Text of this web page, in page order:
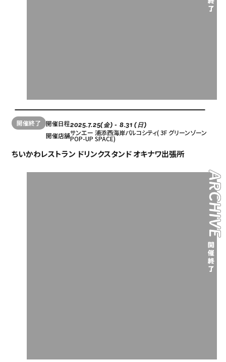
開催終了 開催日程2025.7.25(金) - 8.31 (日)
開催店舗サンエー 浦添西海岸パルコシティ( 3F グリーンゾーン
POP-UP SPACE)
ちいかわレストラン ドリンクスタンド オキナワ出張所